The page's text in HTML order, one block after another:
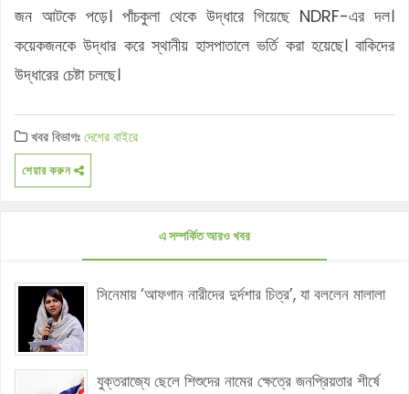
জন আটকে পড়ে। পাঁচকুলা থেকে উদ্ধারে গিয়েছে NDRF-এর দল।
কয়েকজনকে উদ্ধার করে স্থানীয় হাসপাতালে ভর্তি করা হয়েছে। বাকিদের
উদ্ধারের চেষ্টা চলছে।
খবর বিভাগঃদেশের বাইরে
শেয়ার করুন
এ সম্পর্কিত আরও খবর
সিনেমায় ‘আফগান নারীদের দুর্দশার চিত্র’, যা বললেন মালালা
যুক্তরাজ্যে ছেলে শিশুদের নামের ক্ষেত্রে জনপ্রিয়তার শীর্ষে